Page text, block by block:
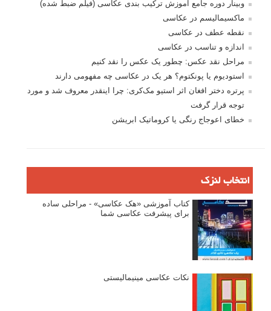
وبینار دوره جامع آموزش ترکیب بندی عکاسی (فیلم ضبط شده)
ماکسیمالیسم در عکاسی
نقطه عطف در عکاسی
اندازه و تناسب در عکاسی
مراحل نقد عکس: چطور یک عکس را نقد کنیم
استودیوم یا پونکتوم؟ هر یک در عکاسی چه مفهومی دارند
پرتره دختر افغان اثر استیو مک‌کری: چرا اینقدر معروف شد و مورد
توجه قرار گرفت
خطای اعوجاج رنگی یا کروماتیک ابریشن
انتخاب لنزک
کتاب آموزشی «هک عکاسی» - مراحلی ساده
برای پیشرفت عکاسی شما
نکات عکاسی مینیمالیستی